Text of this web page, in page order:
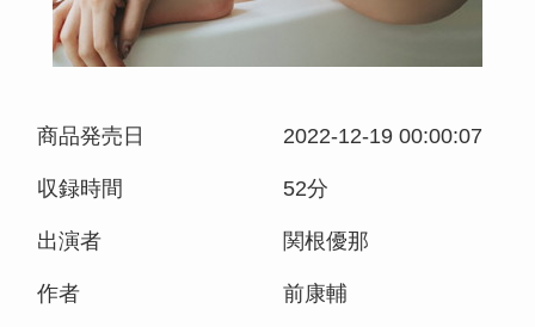
商品発売日 2022-12-19 00:00:07
収録時間 52分
出演者 関根優那
作者 前康輔